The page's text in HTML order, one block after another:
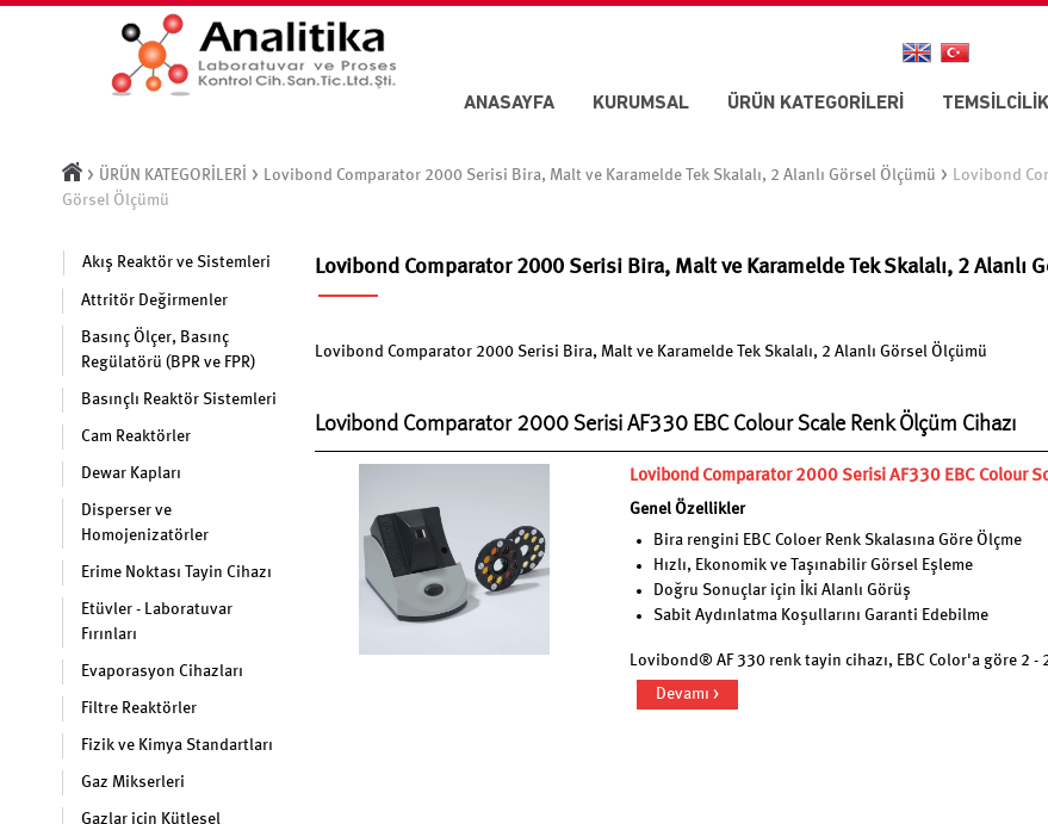
ANASAYFA KURUMSAL ÜRÜN KATEGORİLERİ
> ÜRÜN KATEGORİLERİ > Lovibond Comparator 2000 Serisi Bira, Malt ve Karamelde Tek Skalalı, 2 Alanlı Görsel Ölçümü > Lovibond
Görsel Ölçümü
Akış Reaktör ve Sistemleri
Attritör Değirmenler
Basınç Ölçer, Basınç
Regülatörü (BPR ve FPR)
Basınçlı Reaktör Sistemleri
Cam Reaktörler
Dewar Kapları
Disperser ve
Homojenizatörler
Erime Noktası Tayin Cihazı
Etüvler - Laboratuvar
Fırınları
Evaporasyon Cihazları
Filtre Reaktörler
Fizik ve Kimya Standartları
Gaz Mikserleri
Gazlar için Kütlesel
Lovibond Comparator 2000 Serisi Bira, Malt ve Karamelde Tek Skalalı, 2 Alanlı
Lovibond Comparator 2000 Serisi Bira, Malt ve Karamelde Tek Skalalı, 2 Alanlı Görsel Ölçümü
Lovibond Comparator 2000 Serisi AF330 EBC Colour Scale Renk Ölçüm Cihazı
Lovibond Comparator 2000 Serisi AF330 EBC Colour
Genel Özellikler
Bira rengini EBC Coloer Renk Skalasına Göre Ölçme
Hızlı, Ekonomik ve Taşınabilir Görsel Eşleme
Doğru Sonuçlar için İki Alanlı Görüş
Sabit Aydınlatma Koşullarını Garanti Edebilme
Lovibond® AF 330 renk tayin cihazı, EBC Color'a göre 2
Devamı >